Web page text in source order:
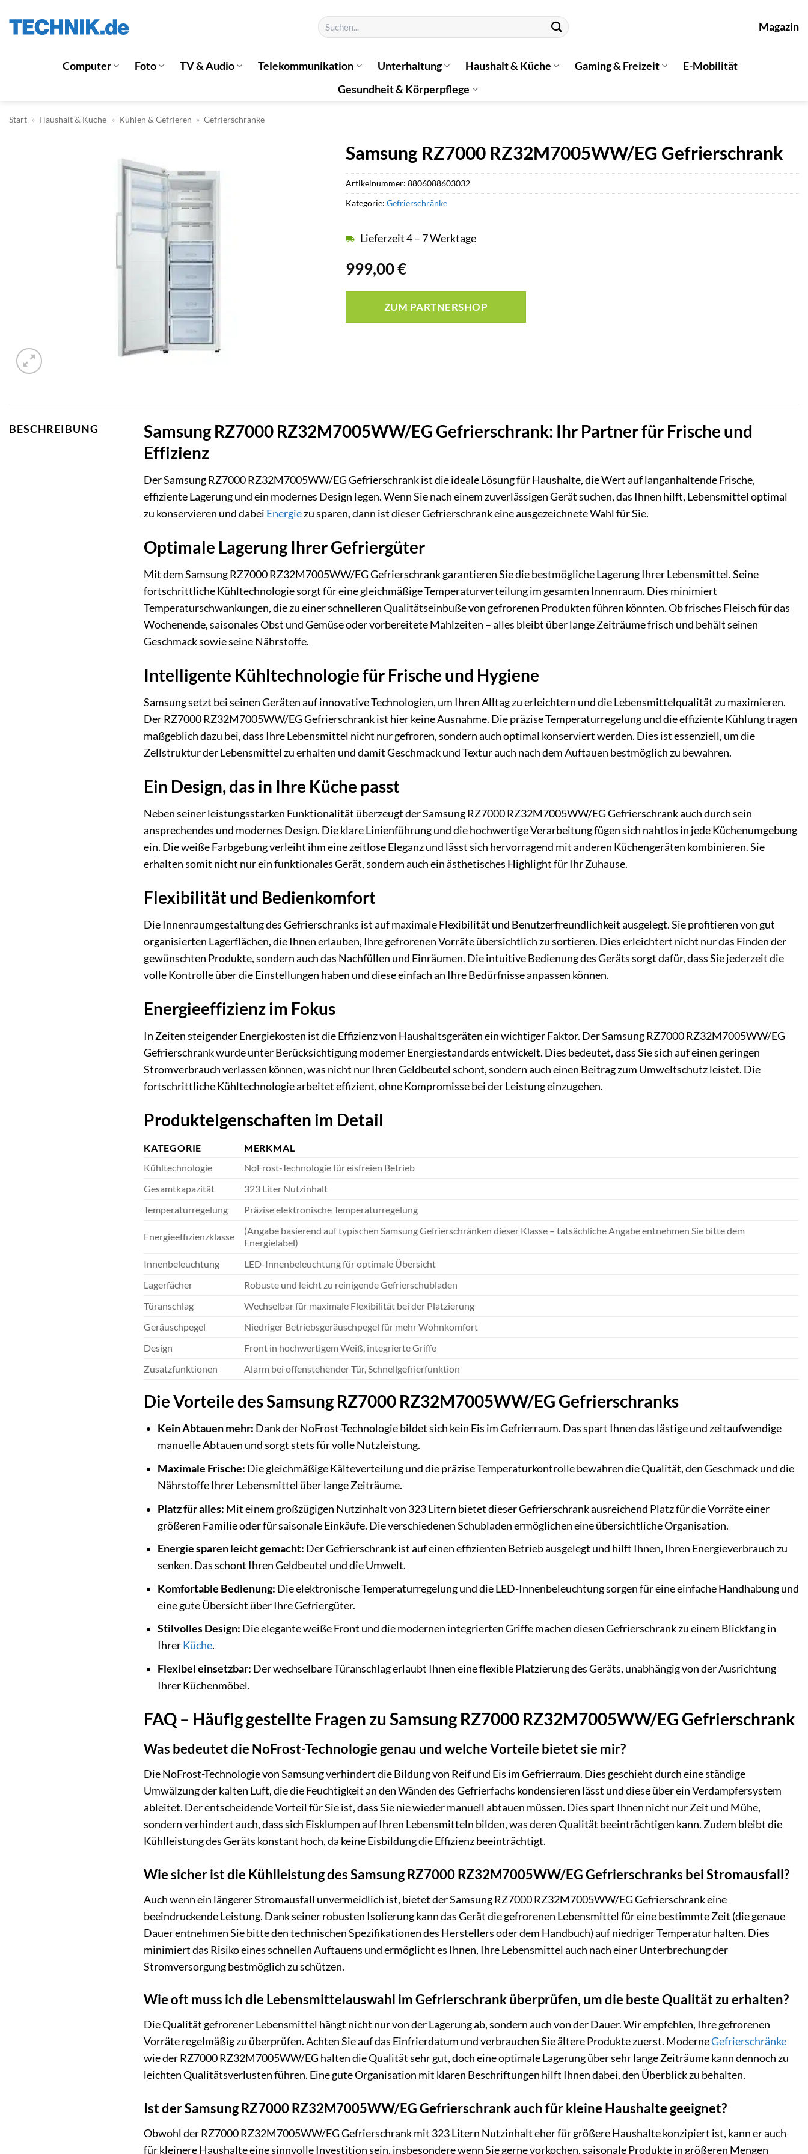
Inhalt
Suchen
nach:
Magazin
Computer Foto TV & Audio Telekommunikation Unterhaltung Haushalt & Küche Gaming & Freizeit
E-Mobilität
Gesundheit & Körperpflege
Start » Haushalt & Küche » Kühlen & Gefrieren » Gefrierschränke
Samsung RZ7000 RZ32M7005WW/EG Gefrierschrank
999,00€
Lieferzeit 4 – 7 Werktage
ZUM PARTNERSHOP
Artikelnummer: 8806088603032
Kategorie: Gefrierschränke
BESCHREIBUNG
Samsung RZ7000 RZ32M7005WW/EG Gefrierschrank: Ihr Partner für Frische und
Effizienz
Der Samsung RZ7000 RZ32M7005WW/EG Gefrierschrank ist die ideale Lösung für Haushalte, die Wert auf langanhaltende Frische,
effiziente Lagerung und ein modernes Design legen. Wenn Sie nach einem zuverlässigen Gerät suchen, das Ihnen hilft, Lebensmittel optimal
zu konservieren und dabei Energiezu sparen, dann ist dieser Gefrierschrank eine ausgezeichnete Wahl für Sie.
Optimale Lagerung Ihrer Gefriergüter
Mit dem Samsung RZ7000 RZ32M7005WW/EG Gefrierschrank garantieren Sie die bestmögliche Lagerung Ihrer Lebensmittel. Seine
fortschrittliche Kühltechnologie sorgt für eine gleichmäßige Temperaturverteilung im gesamten Innenraum. Dies minimiert
Temperaturschwankungen, die zu einer schnelleren Qualitätseinbuße von gefrorenen Produkten führen könnten. Ob frisches Fleisch für das
Wochenende, saisonales Obst und Gemüse oder vorbereitete Mahlzeiten – alles bleibt über lange Zeiträume frisch und behält seinen
Geschmack sowie seine Nährstoffe.
Intelligente Kühltechnologie für Frische und Hygiene
Samsung setzt bei seinen Geräten auf innovative Technologien, um Ihren Alltag zu erleichtern und die Lebensmittelqualität zu maximieren.
Der RZ7000 RZ32M7005WW/EG Gefrierschrank ist hier keine Ausnahme. Die präzise Temperaturregelung und die effiziente Kühlung tragen
maßgeblich dazu bei, dass Ihre Lebensmittel nicht nur gefroren, sondern auch optimal konserviert werden. Dies ist essenziell, um die
Zellstruktur der Lebensmittel zu erhalten und damit Geschmack und Textur auch nach dem Auftauen bestmöglich zu bewahren.
Ein Design, das in Ihre Küche passt
Neben seiner leistungsstarken Funktionalität überzeugt der Samsung RZ7000 RZ32M7005WW/EG Gefrierschrank auch durch sein
ansprechendes und modernes Design. Die klare Linienführung und die hochwertige Verarbeitung fügen sich nahtlos in jede Küchenumgebung
ein. Die weiße Farbgebung verleiht ihm eine zeitlose Eleganz und lässt sich hervorragend mit anderen Küchengeräten kombinieren. Sie
erhalten somit nicht nur ein funktionales Gerät, sondern auch ein ästhetisches Highlight für Ihr Zuhause.
Flexibilität und Bedienkomfort
Die Innenraumgestaltung des Gefrierschranks ist auf maximale Flexibilität und Benutzerfreundlichkeit ausgelegt. Sie profitieren von gut
organisierten Lagerflächen, die Ihnen erlauben, Ihre gefrorenen Vorräte übersichtlich zu sortieren. Dies erleichtert nicht nur das Finden der
gewünschten Produkte, sondern auch das Nachfüllen und Einräumen. Die intuitive Bedienung des Geräts sorgt dafür, dass Sie jederzeit die
volle Kontrolle über die Einstellungen haben und diese einfach an Ihre Bedürfnisse anpassen können.
Energieeffizienz im Fokus
In Zeiten steigender Energiekosten ist die Effizienz von Haushaltsgeräten ein wichtiger Faktor. Der Samsung RZ7000 RZ32M7005WW/EG
Gefrierschrank wurde unter Berücksichtigung moderner Energiestandards entwickelt. Dies bedeutet, dass Sie sich auf einen geringen
Stromverbrauch verlassen können, was nicht nur Ihren Geldbeutel schont, sondern auch einen Beitrag zum Umweltschutz leistet. Die
fortschrittliche Kühltechnologie arbeitet effizient, ohne Kompromisse bei der Leistung einzugehen.
Produkteigenschaften im Detail
KATEGORIE
MERKMAL
Kühltechnologie
NoFrost-Technologie für eisfreien Betrieb
Gesamtkapazität
323 Liter Nutzinhalt
Temperaturregelung
Präzise elektronische Temperaturregelung
Energieeffizienzklasse
(Angabe basierend auf typischen Samsung Gefrierschränken dieser Klasse – tatsächliche Angabe entnehmen Sie bitte dem
Energielabel)
Innenbeleuchtung
LED-Innenbeleuchtung für optimale Übersicht
Lagerfächer
Robuste und leicht zu reinigende Gefrierschubladen
Türanschlag
Wechselbar für maximale Flexibilität bei der Platzierung
Geräuschpegel
Niedriger Betriebsgeräuschpegel für mehr Wohnkomfort
Design
Front in hochwertigem Weiß, integrierte Griffe
Zusatzfunktionen
Alarm bei offenstehender Tür, Schnellgefrierfunktion
Die Vorteile des Samsung RZ7000 RZ32M7005WW/EG Gefrierschranks
Kein Abtauen mehr: Dank der NoFrost-Technologie bildet sich kein Eis im Gefrierraum. Das spart Ihnen das lästige und zeitaufwendige
manuelle Abtauen und sorgt stets für volle Nutzleistung.
Maximale Frische: Die gleichmäßige Kälteverteilung und die präzise Temperaturkontrolle bewahren die Qualität, den Geschmack und die
Nährstoffe Ihrer Lebensmittel über lange Zeiträume.
Platz für alles: Mit einem großzügigen Nutzinhalt von 323 Litern bietet dieser Gefrierschrank ausreichend Platz für die Vorräte einer
größeren Familie oder für saisonale Einkäufe. Die verschiedenen Schubladen ermöglichen eine übersichtliche Organisation.
Energie sparen leicht gemacht: Der Gefrierschrank ist auf einen effizienten Betrieb ausgelegt und hilft Ihnen, Ihren Energieverbrauch zu
senken. Das schont Ihren Geldbeutel und die Umwelt.
Komfortable Bedienung: Die elektronische Temperaturregelung und die LED-Innenbeleuchtung sorgen für eine einfache Handhabung und
eine gute Übersicht über Ihre Gefriergüter.
Stilvolles Design: Die elegante weiße Front und die modernen integrierten Griffe machen diesen Gefrierschrank zu einem Blickfang in
IhrerKüche.
Flexibel einsetzbar: Der wechselbare Türanschlag erlaubt Ihnen eine flexible Platzierung des Geräts, unabhängig von der Ausrichtung
Ihrer Küchenmöbel.
FAQ – Häufig gestellte Fragen zu Samsung RZ7000 RZ32M7005WW/EG Gefrierschrank
Was bedeutet die NoFrost-Technologie genau und welche Vorteile bietet sie mir?
Die NoFrost-Technologie von Samsung verhindert die Bildung von Reif und Eis im Gefrierraum. Dies geschieht durch eine ständige
Umwälzung der kalten Luft, die die Feuchtigkeit an den Wänden des Gefrierfachs kondensieren lässt und diese über ein Verdampfersystem
ableitet. Der entscheidende Vorteil für Sie ist, dass Sie nie wieder manuell abtauen müssen. Dies spart Ihnen nicht nur Zeit und Mühe,
sondern verhindert auch, dass sich Eisklumpen auf Ihren Lebensmitteln bilden, was deren Qualität beeinträchtigen kann. Zudem bleibt die
Kühlleistung des Geräts konstant hoch, da keine Eisbildung die Effizienz beeinträchtigt.
Wie sicher ist die Kühlleistung des Samsung RZ7000 RZ32M7005WW/EG Gefrierschranks bei Stromausfall?
Auch wenn ein längerer Stromausfall unvermeidlich ist, bietet der Samsung RZ7000 RZ32M7005WW/EG Gefrierschrank eine
beeindruckende Leistung. Dank seiner robusten Isolierung kann das Gerät die gefrorenen Lebensmittel für eine bestimmte Zeit (die genaue
Dauer entnehmen Sie bitte den technischen Spezifikationen des Herstellers oder dem Handbuch) auf niedriger Temperatur halten. Dies
minimiert das Risiko eines schnellen Auftauens und ermöglicht es Ihnen, Ihre Lebensmittel auch nach einer Unterbrechung der
Stromversorgung bestmöglich zu schützen.
Wie oft muss ich die Lebensmittelauswahl im Gefrierschrank überprüfen, um die beste Qualität zu erhalten?
Die Qualität gefrorener Lebensmittel hängt nicht nur von der Lagerung ab, sondern auch von der Dauer. Wir empfehlen, Ihre gefrorenen
Vorräte regelmäßig zu überprüfen. Achten Sie auf das Einfrierdatum und verbrauchen Sie ältere Produkte zuerst. ModerneGefrierschränke
wie der RZ7000 RZ32M7005WW/EG halten die Qualität sehr gut, doch eine optimale Lagerung über sehr lange Zeiträume kann dennoch zu
leichten Qualitätsverlusten führen. Eine gute Organisation mit klaren Beschriftungen hilft Ihnen dabei, den Überblick zu behalten.
Ist der Samsung RZ7000 RZ32M7005WW/EG Gefrierschrank auch für kleine Haushalte geeignet?
Obwohl der RZ7000 RZ32M7005WW/EG Gefrierschrank mit 323 Litern Nutzinhalt eher für größere Haushalte konzipiert ist, kann er auch
für kleinere Haushalte eine sinnvolle Investition sein, insbesondere wenn Sie gerne vorkochen, saisonale Produkte in größeren Mengen